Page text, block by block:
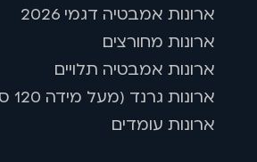
ארונות אמבטיה דגמי 2026
ארונות מחורצים
ארונות אמבטיה תלויים
ארונות גרנד (מעל מידה 120 ס"מ)
ארונות עומדים